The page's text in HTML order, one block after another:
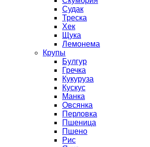
Судак
Треска
Хек
Щука
Лемонема
Крупы
Булгур
Гречка
Кукуруза
Кускус
Манка
Овсянка
Перловка
Пшеница
Пшено
Рис